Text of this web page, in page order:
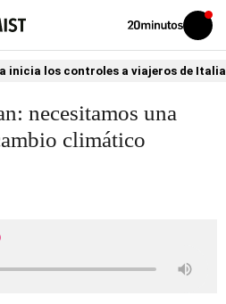
Volver
Iniciar
sesión
inicia los controles a viajeros de
necesitamos una
climático